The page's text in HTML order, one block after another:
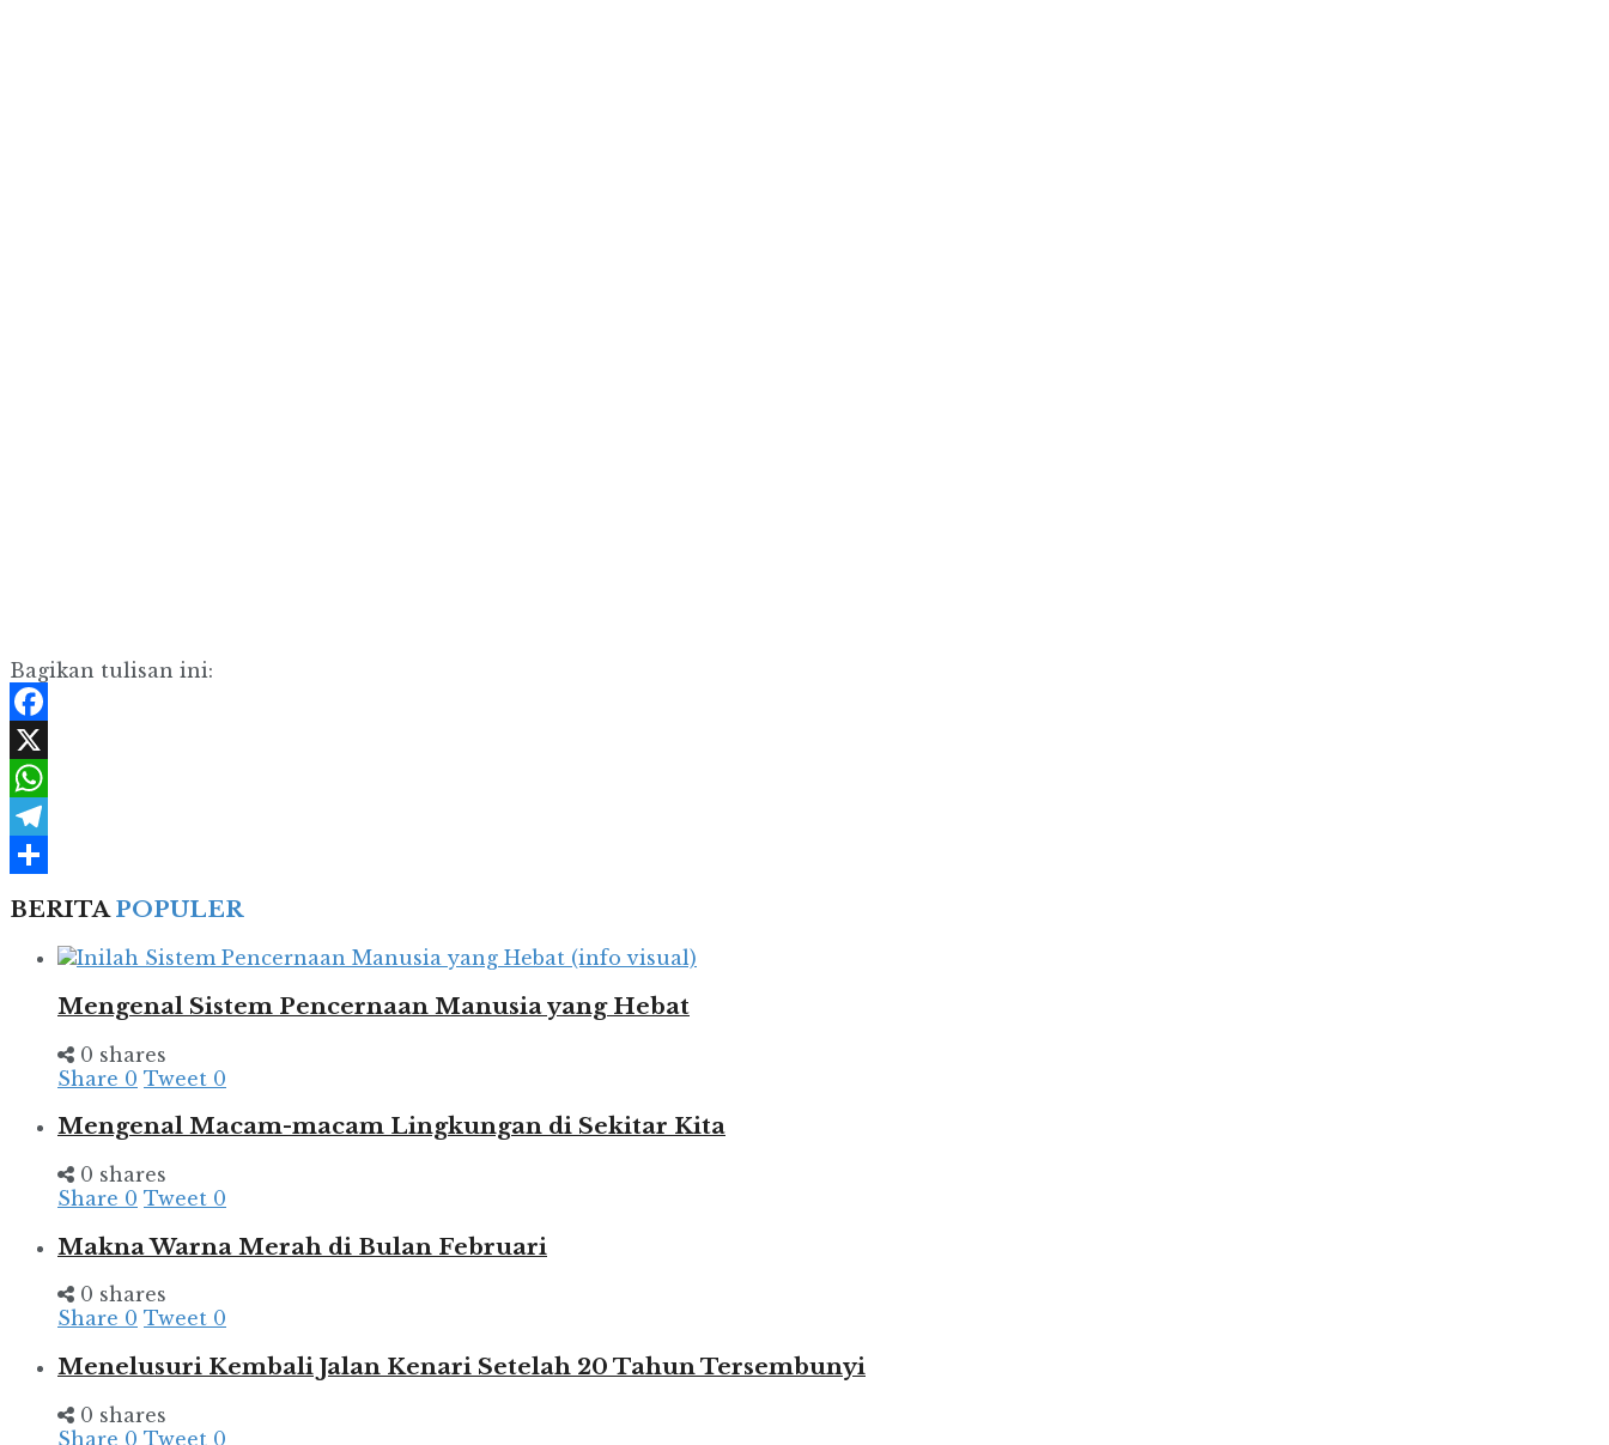
Bagikan tulisan ini:
Facebook
X
WhatsApp
Telegram
BERITAPOPULER
Mengenal Sistem Pencernaan Manusia yang Hebat
0 shares
Share 0 Tweet 0
Mengenal Macam-macam Lingkungan di Sekitar Kita
0 shares
Share 0 Tweet 0
Makna Warna Merah di Bulan Februari
0 shares
Share 0 Tweet 0
Menelusuri Kembali Jalan Kenari Setelah 20 Tahun Tersembunyi
0 shares
Share 0 Tweet 0